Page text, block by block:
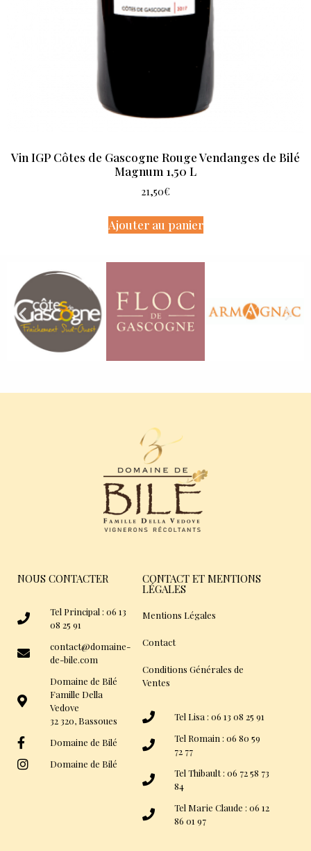
Vin IGP Côtes de Gascogne Rouge Vendanges de Bilé
Magnum 1,50 L
21,50€
Ajouter au panier
NOUS CONTACTER
Tel Principal : 06 13
08 25 91
contact@domaine-
de-bile.com
Domaine de Bilé
Famille Della
Vedove
32 320, Bassoues
Domaine de Bilé
Domaine de Bilé
CONTACT ET MENTIONS
LÉGALES
Mentions Légales
Contact
Conditions Générales de
Ventes
Tel Lisa : 06 13 08 25 91
Tel Romain : 06 80 59
72 77
Tel Thibault : 06 72 58 73
84
Tel Marie Claude : 06 12
86 01 97